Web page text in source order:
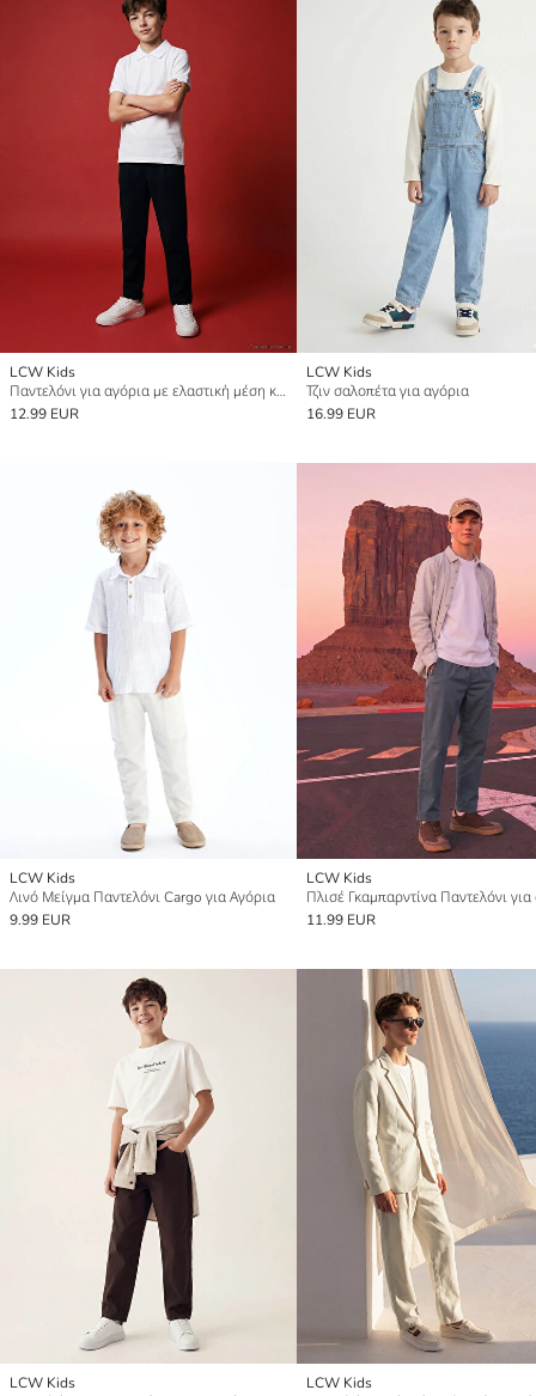
LCW Kids
Παντελόνι για αγόρια με ελαστική μέση και πιέτες
12.99 EUR
LCW Kids
Τζιν σαλοπέτα για αγόρια
16.99 EUR
LCW Kids
Λινό Μείγμα Παντελόνι Cargo για Αγόρια
9.99 EUR
LCW Kids
Πλισέ Γκαμπαρντίνα Παντελόνι
11.99 EUR
LCW Kids
LCW Kids